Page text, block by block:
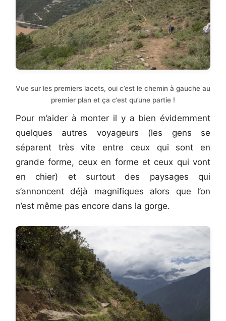
Vue sur les premiers lacets, oui c’est le chemin à gauche au
premier plan et ça c’est qu’une partie !
Pour m’aider à monter il y a bien évidemment
quelques autres voyageurs (les gens se
séparent très vite entre ceux qui sont en
grande forme, ceux en forme et ceux qui vont
en chier) et surtout des paysages qui
s’annoncent déjà magnifiques alors que l’on
n’est même pas encore dans la gorge.